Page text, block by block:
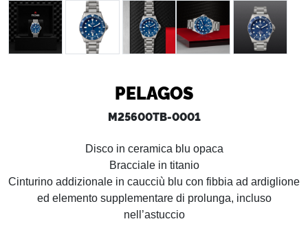
PELAGOS
M25600TB-0001
Disco in ceramica blu opaca
Bracciale in titanio
Cinturino addizionale in caucciù blu con fibbia ad ardiglione
ed elemento supplementare di prolunga, incluso
nell’astuccio